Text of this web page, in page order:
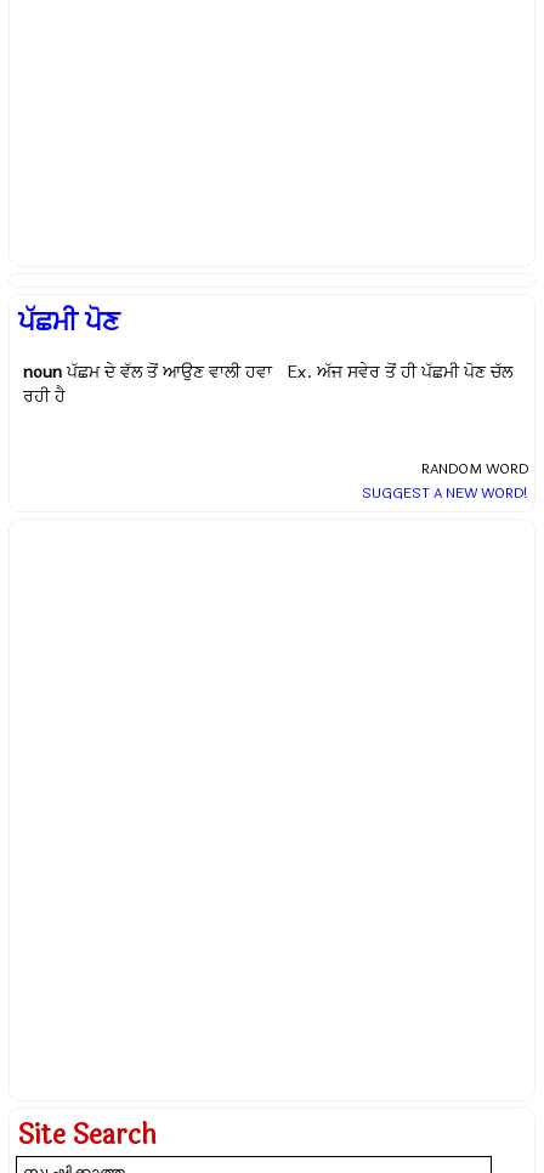
ਪੱਛਮੀ ਪੋਣ
noun ਪੱਛਮ ਦੇ ਵੱਲ ਤੋਂ ਆਉਣ ਵਾਲੀ ਹਵਾ Ex.ਅੱਜ ਸਵੇਰ ਤੋਂ ਹੀ ਪੱਛਮੀ ਪੋਣ ਚੱਲ
ਰਹੀ ਹੈ
RANDOM WORD
SUGGEST A NEW WORD!
Site Search